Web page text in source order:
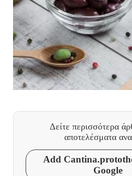
Δείτε περισσότερα
αποτελέσματα
Add
Google